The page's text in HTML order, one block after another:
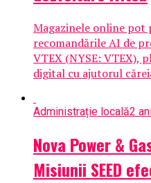
Magazinele online pot
recomandările AI de
VTEX (NYSE: VTEX),
digital cu ajutorul
Administrație locală2
Nova Power &
Misiunii SEED